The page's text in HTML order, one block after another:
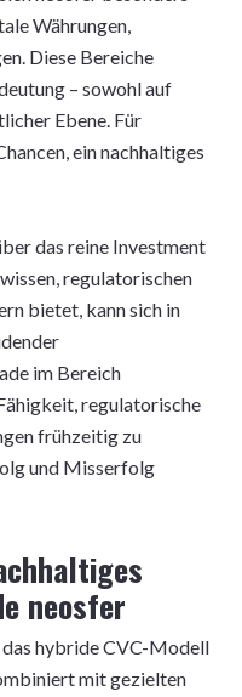
Währungen,
Diese Bereiche
– sowohl auf
Ebene. Für
ein nachhaltiges
das reine Investment
regulatorischen
bietet, kann sich in
im Bereich
regulatorische
frühzeitig zu
und Misserfolg
neosfer
hybride CVC-Modell
mit gezielten